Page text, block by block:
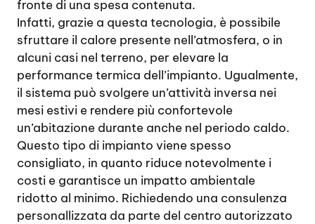
fronte di una spesa contenuta.
Infatti, grazie a questa tecnologia, è possibile
sfruttare il calore presente nell’atmosfera, o in
alcuni casi nel terreno, per elevare la
performance termica dell’impianto. Ugualmente,
il sistema può svolgere un’attività inversa nei
mesi estivi e rendere più confortevole
un’abitazione durante anche nel periodo caldo.
Questo tipo di impianto viene spesso
consigliato, in quanto riduce notevolmente i
costi e garantisce un impatto ambientale
ridotto al minimo. Richiedendo una consulenza
personallizzata da parte del centro autorizzato